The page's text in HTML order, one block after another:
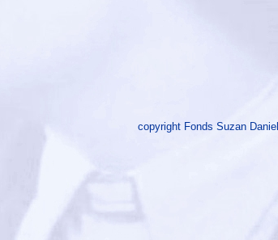
copyright Fonds Suzan Daniel